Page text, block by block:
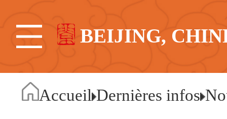
BEIJING,
Accueil Dernières infos